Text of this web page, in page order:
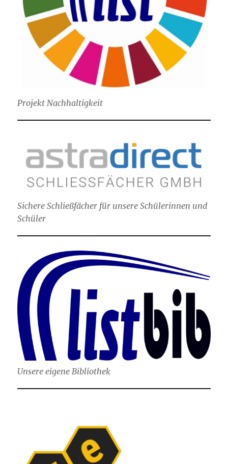
Projekt Nachhaltigkeit
Sichere Schließfächer für unsere Schülerinnen und
Schüler
Unsere eigene Bibliothek